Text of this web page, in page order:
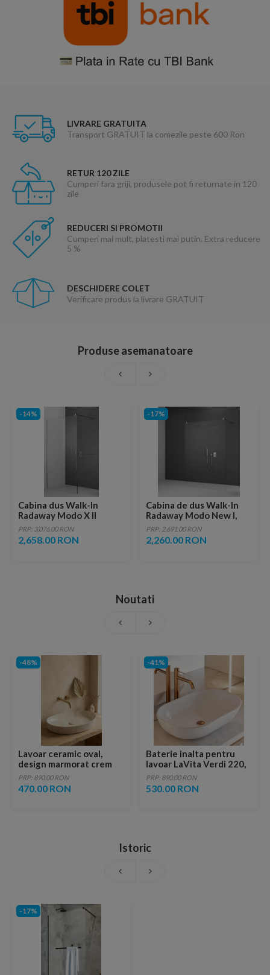
LIVRARE GRATUITA
Transport GRATUIT la comezile peste 600 Ron
RETUR 120 ZILE
Cumperi fara griji, produsele pot fi returnate in 120
zile
REDUCERI SI PROMOTII
Cumperi mai mult, platesti mai putin. Extra reducere
5 %
DESCHIDERE COLET
Verificare produs la livrare GRATUIT
Produse asemanatoare
-14%
Cabina dus Walk-In
Radaway Modo X II
135xH200 cm
PRP: 3,076.00 RON
2,658.00 RON
-17%
Cabina de dus Walk-In
Radaway Modo New I,
120x200 cm, sticla
transparenta
PRP: 2,691.00 RON
2,260.00 RON
Noutati
-48%
Lavoar ceramic oval,
design marmorat crem
lucios cu vene aurii,
ventil inclus
PRP: 890.00 RON
470.00 RON
-41%
Baterie inalta pentru
lavoar LaVita Verdi 220,
fara ventil, brushed
copper
PRP: 890.00 RON
530.00 RON
Istoric
-17%